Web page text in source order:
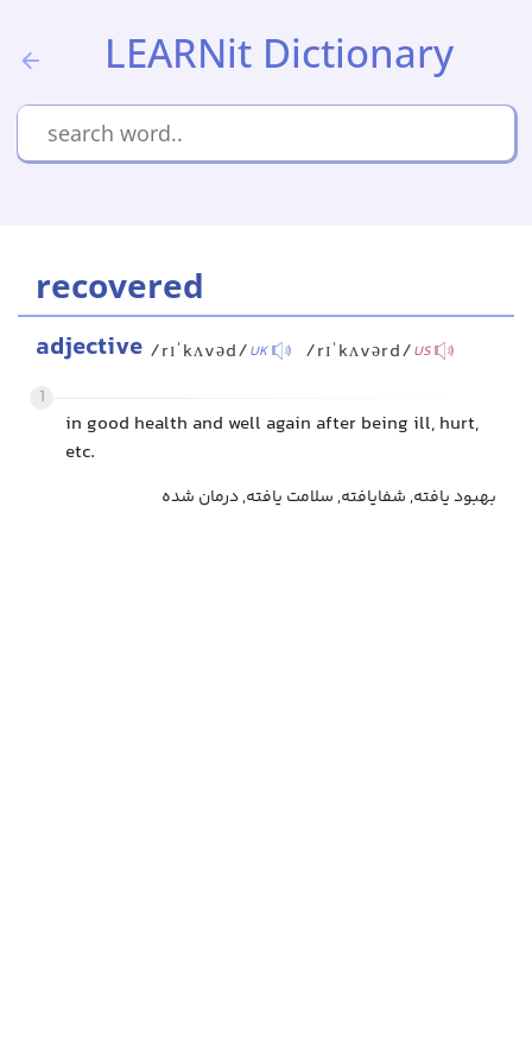
LEARNit Dictionary
recovered
adjective /rɪˈkʌvəd/UK /rɪˈkʌvərd/US
1
in good health and well again after being ill, hurt,
etc.
بهبود یافته, شفایافته, سلامت یافته, درمان شده